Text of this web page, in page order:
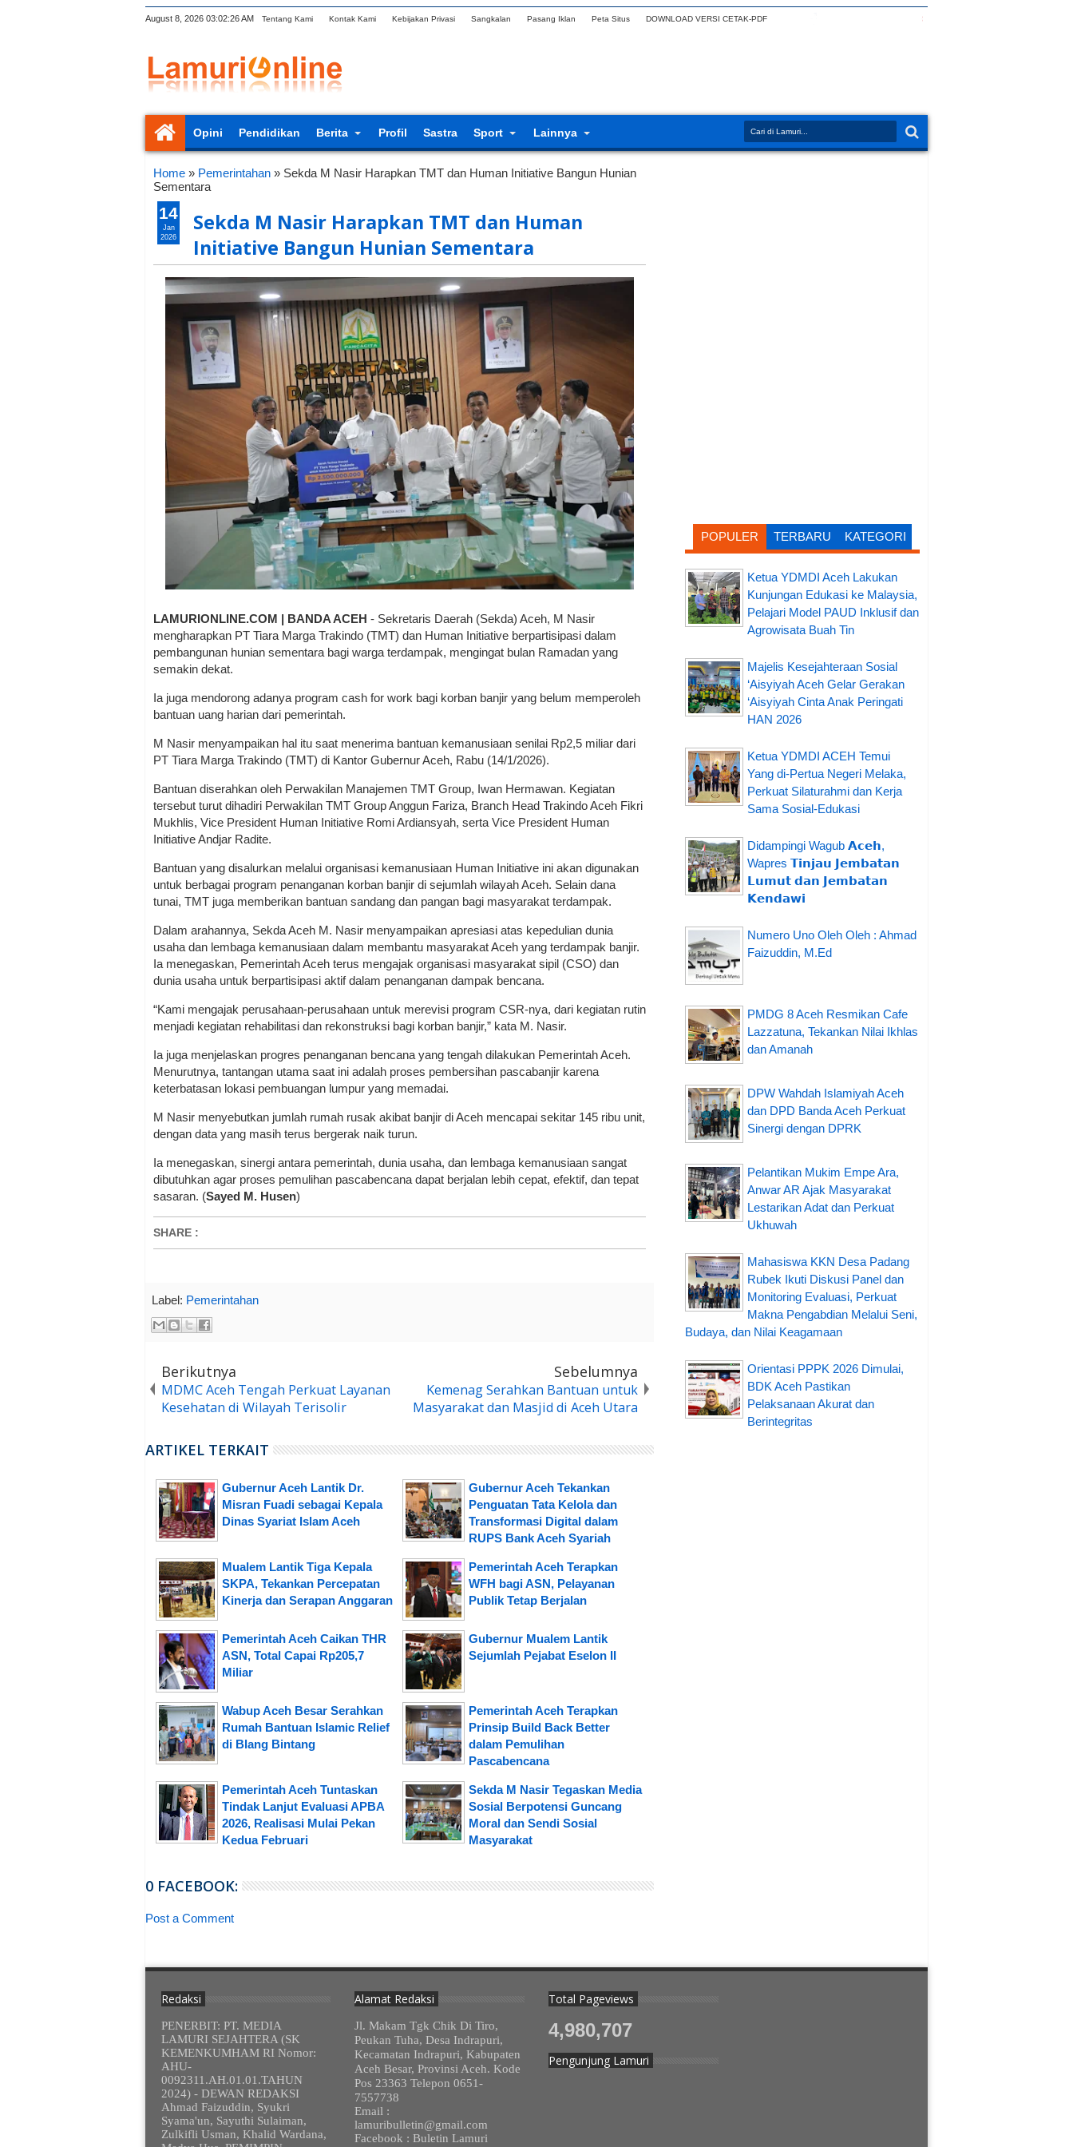
August 8, 2026 03:02:26 AM Tentang Kami Kontak Kami Kebijakan Privasi Sangkalan Pasang Iklan Peta Situs DOWNLOAD VERSI CETAK-PDF
Opini Pendidikan Berita Profil Sastra Sport Lainnya
Home » Pemerintahan » Sekda M Nasir Harapkan TMT dan Human Initiative Bangun Hunian
Sementara
Sekda M Nasir Harapkan TMT dan Human
Initiative Bangun Hunian Sementara
LAMURIONLINE.COM | BANDA ACEH - Sekretaris Daerah (Sekda) Aceh, M Nasir
mengharapkan PT Tiara Marga Trakindo (TMT) dan Human Initiative berpartisipasi dalam
pembangunan hunian sementara bagi warga terdampak, mengingat bulan Ramadan yang
semakin dekat.
Ia juga mendorong adanya program cash for work bagi korban banjir yang belum memperoleh
bantuan uang harian dari pemerintah.
M Nasir menyampaikan hal itu saat menerima bantuan kemanusiaan senilai Rp2,5 miliar dari
PT Tiara Marga Trakindo (TMT) di Kantor Gubernur Aceh, Rabu (14/1/2026).
Bantuan diserahkan oleh Perwakilan Manajemen TMT Group, Iwan Hermawan. Kegiatan
tersebut turut dihadiri Perwakilan TMT Group Anggun Fariza, Branch Head Trakindo Aceh Fikri
Mukhlis, Vice President Human Initiative Romi Ardiansyah, serta Vice President Human
Initiative Andjar Radite.
Bantuan yang disalurkan melalui organisasi kemanusiaan Human Initiative ini akan digunakan
untuk berbagai program penanganan korban banjir di sejumlah wilayah Aceh. Selain dana
tunai, TMT juga memberikan bantuan sandang dan pangan bagi masyarakat terdampak.
Dalam arahannya, Sekda Aceh M. Nasir menyampaikan apresiasi atas kepedulian dunia
usaha dan lembaga kemanusiaan dalam membantu masyarakat Aceh yang terdampak banjir.
Ia menegaskan, Pemerintah Aceh terus mengajak organisasi masyarakat sipil (CSO) dan
dunia usaha untuk berpartisipasi aktif dalam penanganan dampak bencana.
“Kami mengajak perusahaan-perusahaan untuk merevisi program CSR-nya, dari kegiatan rutin
menjadi kegiatan rehabilitasi dan rekonstruksi bagi korban banjir,” kata M. Nasir.
Ia juga menjelaskan progres penanganan bencana yang tengah dilakukan Pemerintah Aceh.
Menurutnya, tantangan utama saat ini adalah proses pembersihan pascabanjir karena
keterbatasan lokasi pembuangan lumpur yang memadai.
M Nasir menyebutkan jumlah rumah rusak akibat banjir di Aceh mencapai sekitar 145 ribu unit,
dengan data yang masih terus bergerak naik turun.
Ia menegaskan, sinergi antara pemerintah, dunia usaha, dan lembaga kemanusiaan sangat
dibutuhkan agar proses pemulihan pascabencana dapat berjalan lebih cepat, efektif, dan tepat
sasaran. (Sayed M. Husen)
SHARE :
14
Jan
2026
Label: Pemerintahan
Berikutnya
MDMC Aceh Tengah Perkuat Layanan
Kesehatan di Wilayah Terisolir
Sebelumnya
Kemenag Serahkan Bantuan untuk
Masyarakat dan Masjid di Aceh Utara
ARTIKEL TERKAIT
Gubernur Aceh Lantik Dr.
Misran Fuadi sebagai Kepala
Dinas Syariat Islam Aceh
Gubernur Aceh Tekankan
Penguatan Tata Kelola dan
Transformasi Digital dalam
RUPS Bank Aceh Syariah
Mualem Lantik Tiga Kepala
SKPA, Tekankan Percepatan
Kinerja dan Serapan Anggaran
Pemerintah Aceh Terapkan
WFH bagi ASN, Pelayanan
Publik Tetap Berjalan
Pemerintah Aceh Caikan THR
ASN, Total Capai Rp205,7
Miliar
Gubernur Mualem Lantik
Sejumlah Pejabat Eselon II
Wabup Aceh Besar Serahkan
Rumah Bantuan Islamic Relief
di Blang Bintang
Pemerintah Aceh Terapkan
Prinsip Build Back Better
dalam Pemulihan
Pascabencana
Pemerintah Aceh Tuntaskan
Tindak Lanjut Evaluasi APBA
2026, Realisasi Mulai Pekan
Kedua Februari
Sekda M Nasir Tegaskan Media
Sosial Berpotensi Guncang
Moral dan Sendi Sosial
Masyarakat
0 FACEBOOK:
Post a Comment
POPULER TERBARU KATEGORI
Ketua YDMDI Aceh Lakukan
Kunjungan Edukasi ke Malaysia,
Pelajari Model PAUD Inklusif dan
Agrowisata Buah Tin
Majelis Kesejahteraan Sosial
‘Aisyiyah Aceh Gelar Gerakan
‘Aisyiyah Cinta Anak Peringati
HAN 2026
Ketua YDMDI ACEH Temui
Yang di-Pertua Negeri Melaka,
Perkuat Silaturahmi dan Kerja
Sama Sosial-Edukasi
Didampingi Wagub 𝗔𝗰𝗲𝗵,
Wapres 𝗧𝗶𝗻𝗷𝗮𝘂 𝗝𝗲𝗺𝗯𝗮𝘁𝗮𝗻
𝗟𝘂𝗺𝘂𝘁 𝗱𝗮𝗻 𝗝𝗲𝗺𝗯𝗮𝘁𝗮𝗻
𝗞𝗲𝗻𝗱𝗮𝘄𝗶
Numero Uno Oleh Oleh : Ahmad
Faizuddin, M.Ed
PMDG 8 Aceh Resmikan Cafe
Lazzatuna, Tekankan Nilai Ikhlas
dan Amanah
DPW Wahdah Islamiyah Aceh
dan DPD Banda Aceh Perkuat
Sinergi dengan DPRK
Pelantikan Mukim Empe Ara,
Anwar AR Ajak Masyarakat
Lestarikan Adat dan Perkuat
Ukhuwah
Mahasiswa KKN Desa Padang
Rubek Ikuti Diskusi Panel dan
Monitoring Evaluasi, Perkuat
Makna Pengabdian Melalui Seni,
Budaya, dan Nilai Keagamaan
Orientasi PPPK 2026 Dimulai,
BDK Aceh Pastikan
Pelaksanaan Akurat dan
Berintegritas
Redaksi
PENERBIT: PT. MEDIA
LAMURI SEJAHTERA (SK
KEMENKUMHAM RI Nomor:
AHU-
0092311.AH.01.01.TAHUN
2024) - DEWAN REDAKSI
Ahmad Faizuddin, Syukri
Syama'un, Sayuthi Sulaiman,
Zulkifli Usman, Khalid Wardana,
Alamat Redaksi
Jl. Makam Tgk Chik Di Tiro,
Peukan Tuha, Desa Indrapuri,
Kecamatan Indrapuri, Kabupaten
Aceh Besar, Provinsi Aceh. Kode
Pos 23363 Telepon 0651-
7557738
Email :
lamuribulletin@gmail.com
Facebook : Buletin Lamuri
Total Pageviews
4,980,707
Pengunjung Lamuri